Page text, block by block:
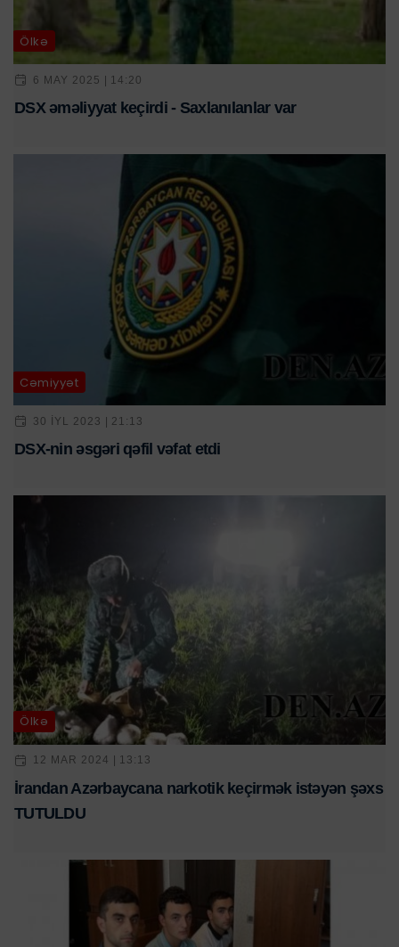
Ölkə
6 MAY 2025 | 14:20
DSX əməliyyat keçirdi - Saxlanılanlar var
Cəmiyyət
30 IYL 2023 | 21:13
DSX-nin əsgəri qəfil vəfat etdi
Ölkə
12 MAR 2024 | 13:13
İrandan Azərbaycana narkotik keçirmək istəyən şəxs
TUTULDU